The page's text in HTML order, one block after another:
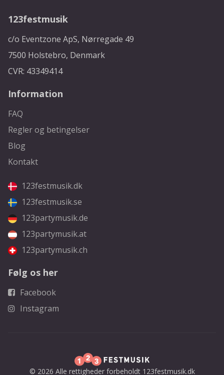
123festmusik
c/o Eventzone ApS, Nørregade 49
7500 Holstebro, Denmark
CVR: 43349414
Information
FAQ
Regler og betingelser
Blog
Kontakt
123festmusik.dk
123festmusik.se
123partymusik.de
123partymusik.at
123partymusik.ch
Følg os her
Facebook
Instagram
© 2026 Alle rettigheder forbeholdt 123festmusik.dk